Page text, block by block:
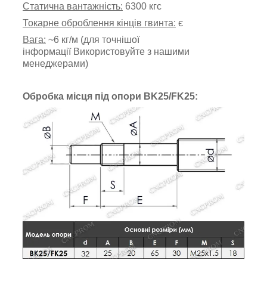
Статична вантажність: 6300 кгс
Токарне оброблення кінців гвинта: є
Вага: ~6 кг/м (для точнішої
інформації Використовуйте з нашими
менеджерами)
Обробка місця під опори BK25/FK25: